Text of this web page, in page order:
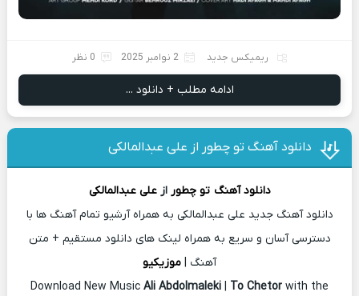
ریمیکس جدید 2 نوامبر 2025 0 نظر
ادامه مطلب + دانلود ...
دانلود آهنگ تو چطور از علی عبدالمالکی
دانلود آهنگ تو چطور ازعلی عبدالمالکی
دانلود آهنگ جدید علی عبدالمالکی به همراه آرشیو تمام آهنگ ها با
دسترسی آسان و سریع به همراه لینک های دانلود مستقیم + متن
آهنگ | موزیکیو
Download New Music Ali Abdolmaleki | To Chetor with the